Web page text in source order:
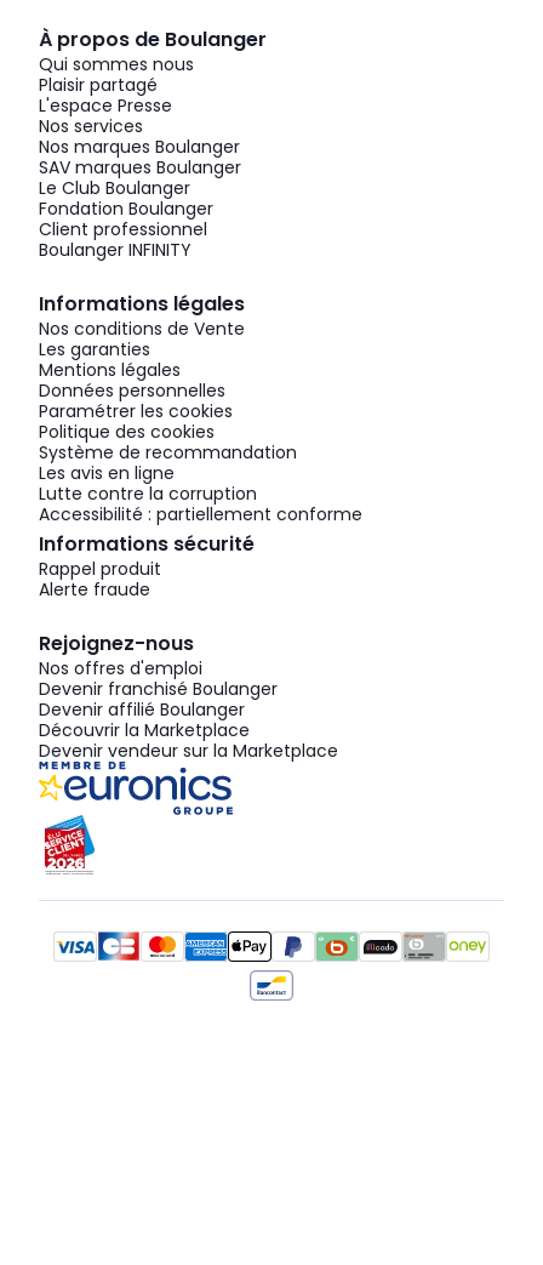
À propos de Boulanger
Qui sommes nous
Plaisir partagé
L'espace Presse
Nos services
Nos marques Boulanger
SAV marques Boulanger
Le Club Boulanger
Fondation Boulanger
Client professionnel
Boulanger INFINITY
Informations légales
Nos conditions de Vente
Les garanties
Mentions légales
Données personnelles
Paramétrer les cookies
Politique des cookies
Système de recommandation
Les avis en ligne
Lutte contre la corruption
Accessibilité : partiellement conforme
Informations sécurité
Rappel produit
Alerte fraude
Rejoignez-nous
Nos offres d'emploi
Devenir franchisé Boulanger
Devenir affilié Boulanger
Découvrir la Marketplace
Devenir vendeur sur la Marketplace